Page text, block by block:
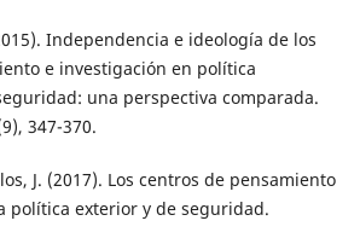
Independencia e ideología de los
e investigación en política
una perspectiva comparada.
347-370.
J. (2017). Los centros de pensamiento
política exterior y de seguridad.